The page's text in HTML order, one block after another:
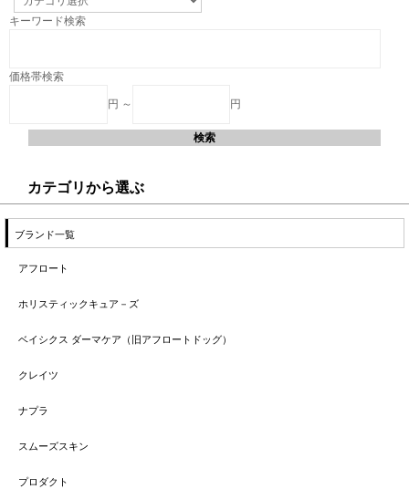
キーワード検索
価格帯検索
円 ～ 円
カテゴリから選ぶ
ブランド一覧
アフロート
ホリスティックキュア－ズ
ベイシクス ダーマケア（旧アフロートドッグ）
クレイツ
ナプラ
スムーズスキン
プロダクト